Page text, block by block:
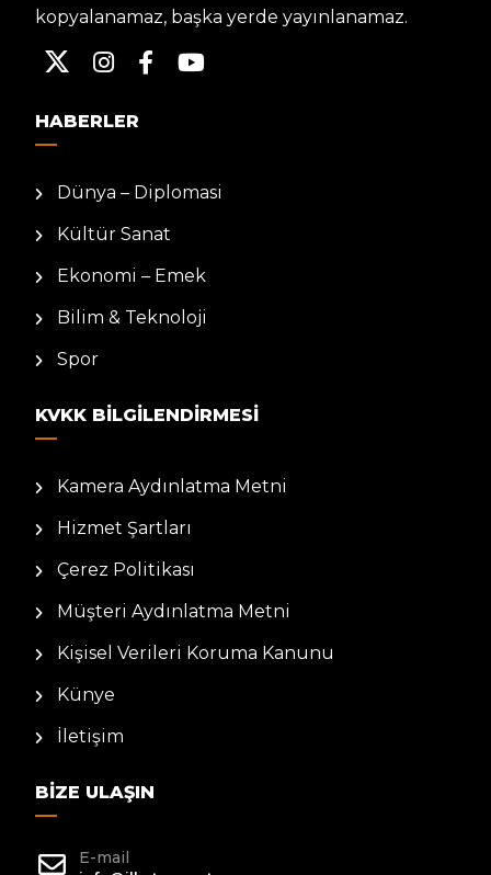
kopyalanamaz, başka yerde yayınlanamaz.
HABERLER
Dünya – Diplomasi
Kültür Sanat
Ekonomi – Emek
Bilim & Teknoloji
Spor
KVKK BILGILENDIRMESI
Kamera Aydınlatma Metni
Hizmet Şartları
Çerez Politikası
Müşteri Aydınlatma Metni
Kişisel Verileri Koruma Kanunu
Künye
İletişim
BIZE ULAŞIN
E-mail